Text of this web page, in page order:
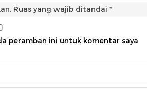
Ruas yang wajib ditandai *
peramban ini untuk komentar saya